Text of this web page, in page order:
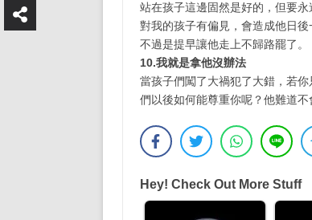
站在孩子這邊固然是好的，但要
對我的孩子有偏見，會造成他日
不過是提早讓他走上不歸路罷了。
10.我就是拿他沒辦法
當孩子們闖了大禍犯了大錯，若
們以後如何能尊重你呢？他難道不
Hey! Check Out More Stuff